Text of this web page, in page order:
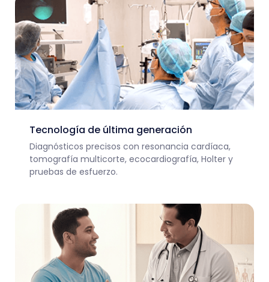
Tecnología de última generación
Diagnósticos precisos con resonancia cardíaca,
tomografía multicorte, ecocardiografía, Holter y
pruebas de esfuerzo.